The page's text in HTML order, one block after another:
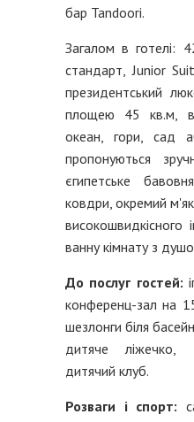
бар Tandoori.
Загалом в готелі:
стандарт, Junior
президентський
площею 45 кв.м,
океан, гори, сад
пропонуються
єгипетське
ковдри, окремий
високошвидкісного
ванну кімнату з
До послуг гостей:
конференц-зал на
шезлонги біля
дитяче ліжечко,
дитячий клуб.
Розваги і спорт: